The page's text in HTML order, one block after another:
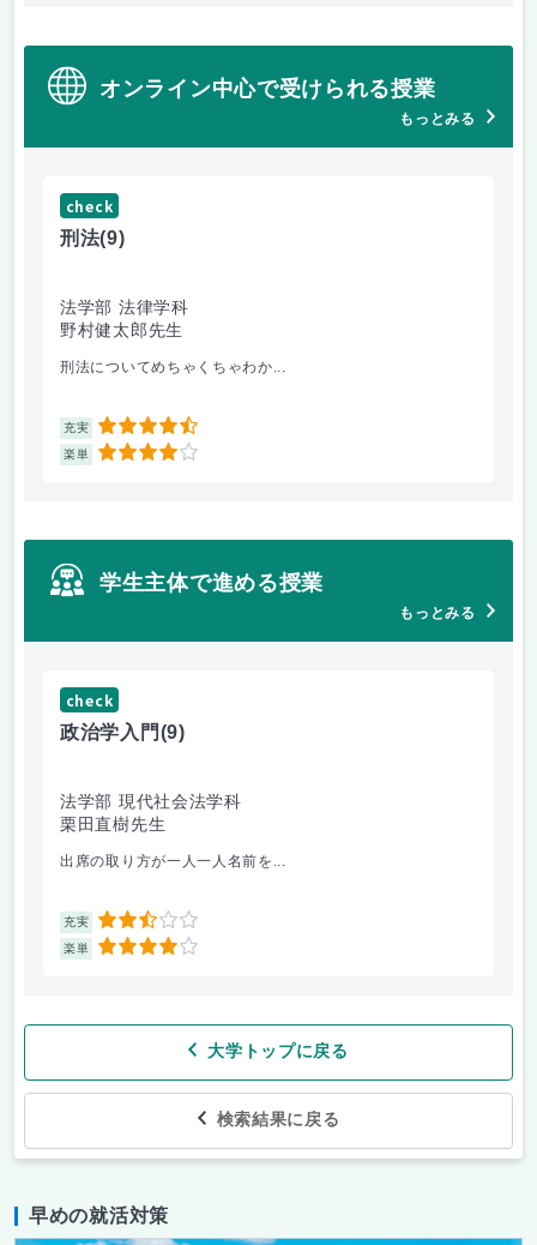
オンライン中心で受けられる授業
もっとみる
check
刑法(9)
法学部 法律学科
野村健太郎先生
刑法についてめちゃくちゃわか...
充実 4.5
楽単 4
学生主体で進める授業
もっとみる
check
政治学入門(9)
法学部 現代社会法学科
栗田直樹先生
出席の取り方が一人一人名前を...
充実 2.5
楽単 4
大学トップに戻る
検索結果に戻る
早めの就活対策